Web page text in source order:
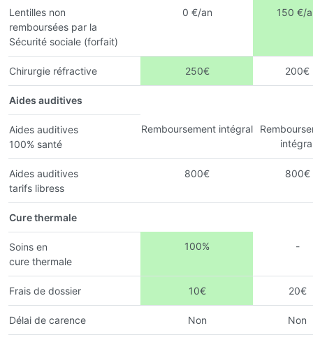
Lentilles non
remboursées par la
Sécurité sociale (forfait)
0 €/an 150 €/
Chirurgie réfractive 250€ 200€
Aides auditives
Aides auditives
100% santé
Remboursement intégral
Aides auditives
tarifs libress
800€ 800€
Cure thermale
Soins en
cure thermale
100% -
Frais de dossier 10€ 20€
Délai de carence Non Non